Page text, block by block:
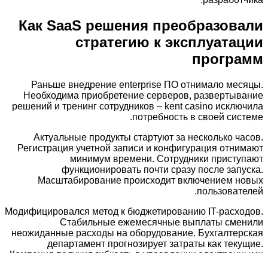
Как SaaS решения преобразовали
стратегию к эксплуатации
программ
Раньше внедрение enterprise ПО отнимало месяцы.
Необходима приобретение серверов, развертывание
решений и тренинг сотрудников – kent casino исключила
потребность в своей системе.
Актуальные продукты стартуют за несколько часов.
Регистрация учетной записи и конфигурация отнимают
минимум времени. Сотрудники приступают
функционировать почти сразу после запуска.
Масштабирование происходит включением новых
пользователей.
Модифицировался метод к бюджетированию IT-расходов.
Стабильные ежемесячные выплаты сменили
неожиданные расходы на оборудование. Бухгалтерская
департамент прогнозирует затраты как текущие.